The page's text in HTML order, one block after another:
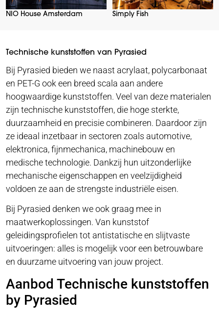
NIO House Amsterdam Simply Fish
Technische kunststoffen van Pyrasied
Bij Pyrasied bieden we naast acrylaat, polycarbonaat
en PET-G ook een breed scala aan andere
hoogwaardige kunststoffen. Veel van deze materialen
zijn technische kunststoffen, die hoge sterkte,
duurzaamheid en precisie combineren. Daardoor zijn
ze ideaal inzetbaar in sectoren zoals automotive,
elektronica, fijnmechanica, machinebouw en
medische technologie. Dankzij hun uitzonderlijke
mechanische eigenschappen en veelzijdigheid
voldoen ze aan de strengste industriële eisen.
Bij Pyrasied denken we ook graag mee in
maatwerkoplossingen. Van kunststof
geleidingsprofielen tot antistatische en slijtvaste
uitvoeringen: alles is mogelijk voor een betrouwbare
en duurzame uitvoering van jouw project.
Aanbod Technische kunststoffen
by Pyrasied